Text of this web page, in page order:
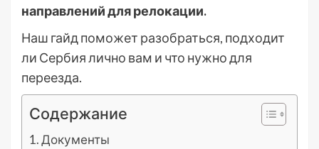
направлений для релокации.
Наш гайд поможет разобраться, подходит
ли Сербия лично вам и что нужно для
переезда.
Содержание
Документы